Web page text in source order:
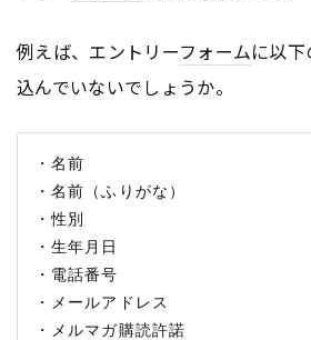
例えば、エントリーフォームに以
込んでいないでしょうか。
・名前
・名前（ふりがな）
・性別
・生年月日
・電話番号
・メールアドレス
・メルマガ購読許諾